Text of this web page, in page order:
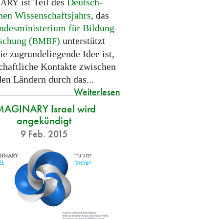
Wissenschaftsjahrs, das
für Bildung
(BMBF) unterstützt
zugrundeliegende Idee ist,
Kontakte zwischen
Ländern durch das...
Weiterlesen
Israel wird
angekündigt
9 Feb. 2015